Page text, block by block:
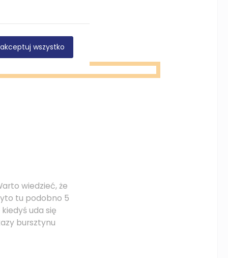
zorganizowali
wiedzieć, że
tu podobno 5
uda się
bursztynu
wszystko